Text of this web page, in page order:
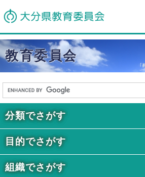
教育委員会
分類でさがす
目的でさがす
組織でさがす